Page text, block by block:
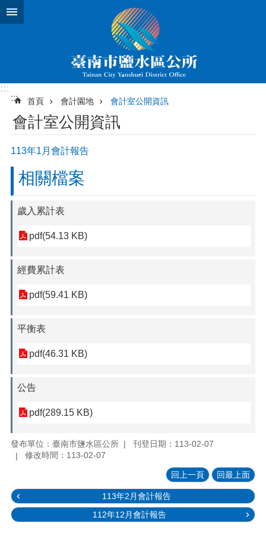
跳到主要內容區塊
:::
:::
首頁 會計園地 會計室公開資訊
會計室公開資訊
113年1月會計報告
相關檔案
歲入累計表
pdf(54.13 KB)
經費累計表
pdf(59.41 KB)
平衡表
pdf(46.31 KB)
公告
pdf(289.15 KB)
發布單位：臺南市鹽水區公所
刊登日期：113-02-07
修改時間：113-02-07
回上一頁 回最上面
113年2月會計報告
112年12月會計報告